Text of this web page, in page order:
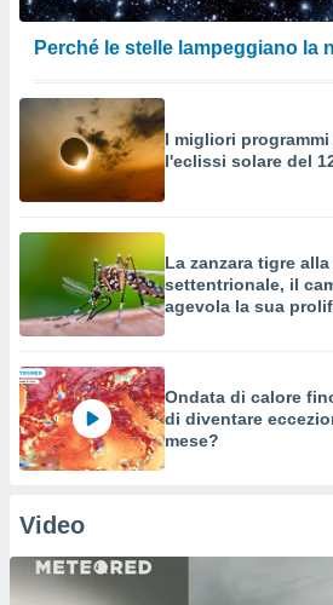
Perché le stelle lampeggiano la
I migliori
l'eclissi solare del
La zanzara tigre
settentrionale, il
agevola la sua
Ondata di calore
di diventare
mese?
Video